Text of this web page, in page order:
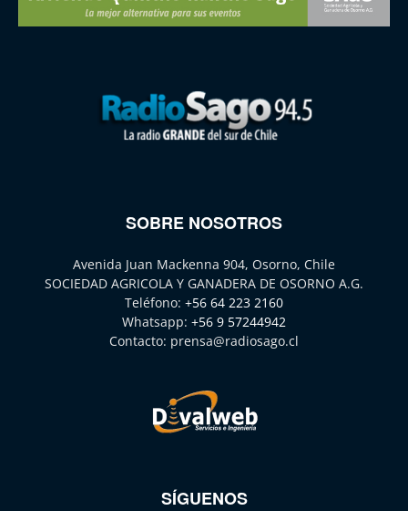
SOBRE NOSOTROS
Avenida Juan Mackenna 904, Osorno, Chile
SOCIEDAD AGRICOLA Y GANADERA DE OSORNO A.G.
Teléfono: +56 64 223 2160
Whatsapp: +56 9 57244942
Contacto: prensa@radiosago.cl
SÍGUENOS